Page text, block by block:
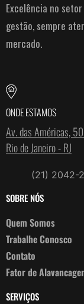
Excelência no
gestão, sempre
mercado.
ONDE ESTAMOS
Av. das Américas,
Rio de Janeiro - RJ
(21) 2042-
SOBRE NÓS
Quem Somos
Trabalhe Conosco
Contato
Fator de
SERVIÇOS